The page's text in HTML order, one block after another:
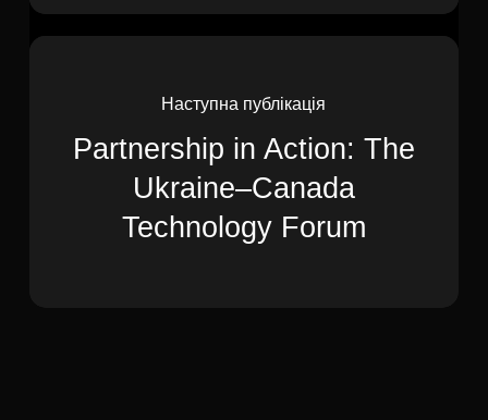
Наступна публікація
Partnership in Action: The
Ukraine–Canada
Technology Forum